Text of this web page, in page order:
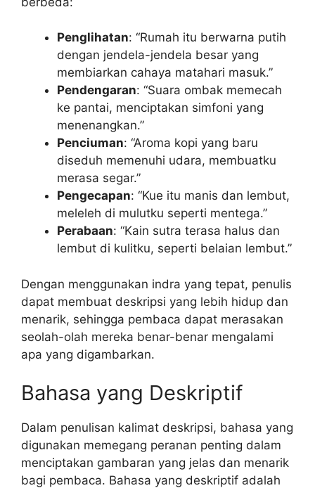
Penglihatan: “Rumah itu berwarna putih
dengan jendela-jendela besar yang
membiarkan cahaya matahari masuk.”
Pendengaran: “Suara ombak memecah
ke pantai, menciptakan simfoni yang
menenangkan.”
Penciuman: “Aroma kopi yang baru
diseduh memenuhi udara, membuatku
merasa segar.”
Pengecapan: “Kue itu manis dan lembut,
meleleh di mulutku seperti mentega.”
Perabaan: “Kain sutra terasa halus dan
lembut di kulitku, seperti belaian lembut.”
Dengan menggunakan indra yang tepat, penulis
dapat membuat deskripsi yang lebih hidup dan
menarik, sehingga pembaca dapat merasakan
seolah-olah mereka benar-benar mengalami
apa yang digambarkan.
Bahasa yang Deskriptif
Dalam penulisan kalimat deskripsi, bahasa yang
digunakan memegang peranan penting dalam
menciptakan gambaran yang jelas dan menarik
bagi pembaca. Bahasa yang deskriptif adalah